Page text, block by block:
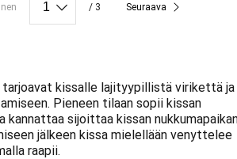
/ 3 Seuraava
tarjoavat kissalle lajityypillistä virikettä ja
Pieneen tilaan sopii kissan
kannattaa sijoittaa kissan
jälkeen kissa mielellään venyttelee
raapii.